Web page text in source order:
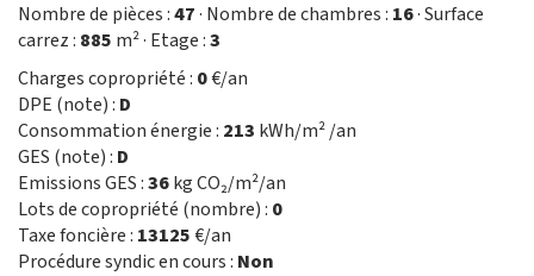
Nombre de pièces :47· Nombre de chambres : 16· Surface
carrez : 885 m² · Etage :3
Charges copropriété : 0€/an
DPE (note) : D
Consommation énergie : 213 kWh/m² /an
GES (note) : D
Emissions GES :36kg CO₂/m²/an
Lots de copropriété (nombre) : 0
Taxe foncière : 13125€/an
Procédure syndic en cours : Non